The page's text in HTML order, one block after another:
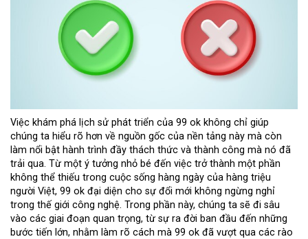
Việc khám phá lịch sử phát triển của 99 ok không chỉ giúp
chúng ta hiểu rõ hơn về nguồn gốc của nền tảng này mà còn
làm nổi bật hành trình đầy thách thức và thành công mà nó đã
trải qua. Từ một ý tưởng nhỏ bé đến việc trở thành một phần
không thể thiếu trong cuộc sống hàng ngày của hàng triệu
người Việt, 99 ok đại diện cho sự đổi mới không ngừng nghỉ
trong thế giới công nghệ. Trong phần này, chúng ta sẽ đi sâu
vào các giai đoạn quan trọng, từ sự ra đời ban đầu đến những
bước tiến lớn, nhằm làm rõ cách mà 99 ok đã vượt qua các rào